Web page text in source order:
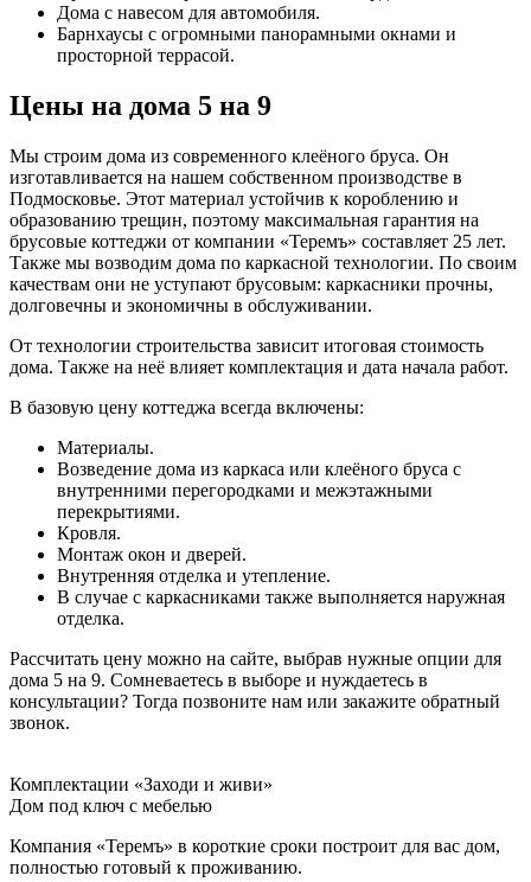
Дома с навесом для автомобиля.
Барнхаусы с огромными панорамными окнами и
просторной террасой.
Цены на дома 5 на 9
Мы строим дома из современного клеёного бруса. Он
изготавливается на нашем собственном производстве в
Подмосковье. Этот материал устойчив к короблению и
образованию трещин, поэтому максимальная гарантия на
брусовые коттеджи от компании «Теремъ» составляет 25 лет.
Также мы возводим дома по каркасной технологии. По своим
качествам они не уступают брусовым: каркасники прочны,
долговечны и экономичны в обслуживании.
От технологии строительства зависит итоговая стоимость
дома. Также на неё влияет комплектация и дата начала работ.
В базовую цену коттеджа всегда включены:
Материалы.
Возведение дома из каркаса или клеёного бруса с
внутренними перегородками и межэтажными
перекрытиями.
Кровля.
Монтаж окон и дверей.
Внутренняя отделка и утепление.
В случае с каркасниками также выполняется наружная
отделка.
Рассчитать цену можно на сайте, выбрав нужные опции для
дома 5 на 9. Сомневаетесь в выборе и нуждаетесь в
консультации? Тогда позвоните нам или закажите обратный
звонок.
Комплектации «Заходи и живи»
Дом под ключ с мебелью
Компания «Теремъ» в короткие сроки построит для вас дом,
полностью готовый к проживанию.